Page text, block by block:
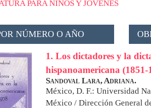
PARA NIÑOS Y JÓVENES
NÚMERO O AÑO
1. Los dictadores y la
hispanoamericana (1851-
Sandoval Lara, Adriana.
México, D. F.: Universidad
México / Dirección General